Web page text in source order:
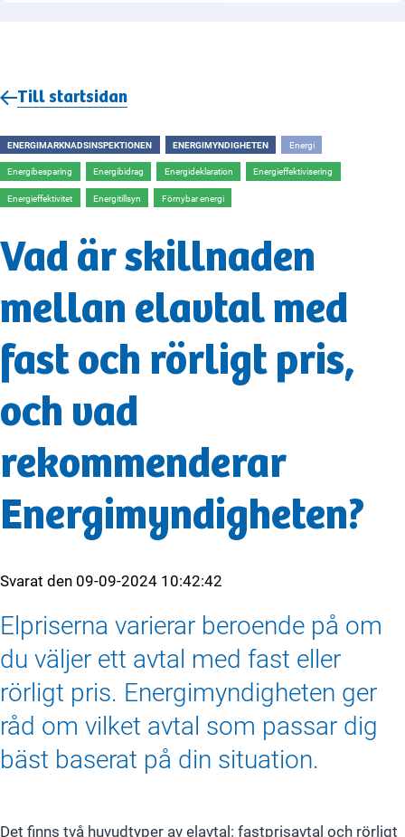
Till startsidan
ENERGIMARKNADSINSPEKTIONEN ENERGIMYNDIGHETEN Energi
Energibesparing Energibidrag Energideklaration Energieffektivisering
Energieffektivitet Energitillsyn Förnybar energi
Vad är skillnaden
mellan elavtal med
fast och rörligt pris,
och vad
rekommenderar
Energimyndigheten?
Svarat den 09-09-2024 10:42:42
Elpriserna varierar beroende på om
du väljer ett avtal med fast eller
rörligt pris. Energimyndigheten ger
råd om vilket avtal som passar dig
bäst baserat på din situation.
Det finns två huvudtyper av elavtal: fastprisavtal och rörligt